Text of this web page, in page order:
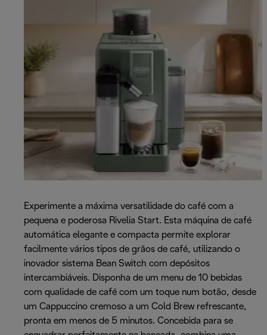
Experimente a máxima versatilidade do café com a
pequena e poderosa Rivelia Start. Esta máquina de café
automática elegante e compacta permite explorar
facilmente vários tipos de grãos de café, utilizando o
inovador sistema Bean Switch com depósitos
intercambiáveis. Disponha de um menu de 10 bebidas
com qualidade de café com um toque num botão, desde
um Cappuccino cremoso a um Cold Brew refrescante,
pronta em menos de 5 minutos. Concebida para se